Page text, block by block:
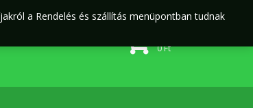
Adatvédelmi irányelvek
0Ft
a Rendelés és szállítás menüpontban tudnak